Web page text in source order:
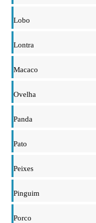
Lobo
Lontra
Macaco
Ovelha
Panda
Pato
Peixes
Pinguim
Porco